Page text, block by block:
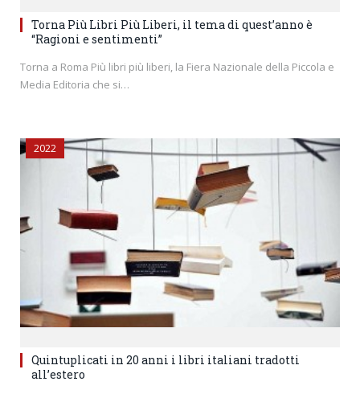
Torna Più Libri Più Liberi, il tema di quest’anno è
“Ragioni e sentimenti”
Torna a Roma Più libri più liberi, la Fiera Nazionale della Piccola e
Media Editoria che si…
2022
Quintuplicati in 20 anni i libri italiani tradotti
all’estero